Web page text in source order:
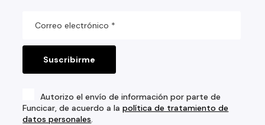
Autorizo el envío de información por parte de
Funcicar, de acuerdo a lapolítica de tratamiento de
datos personales.